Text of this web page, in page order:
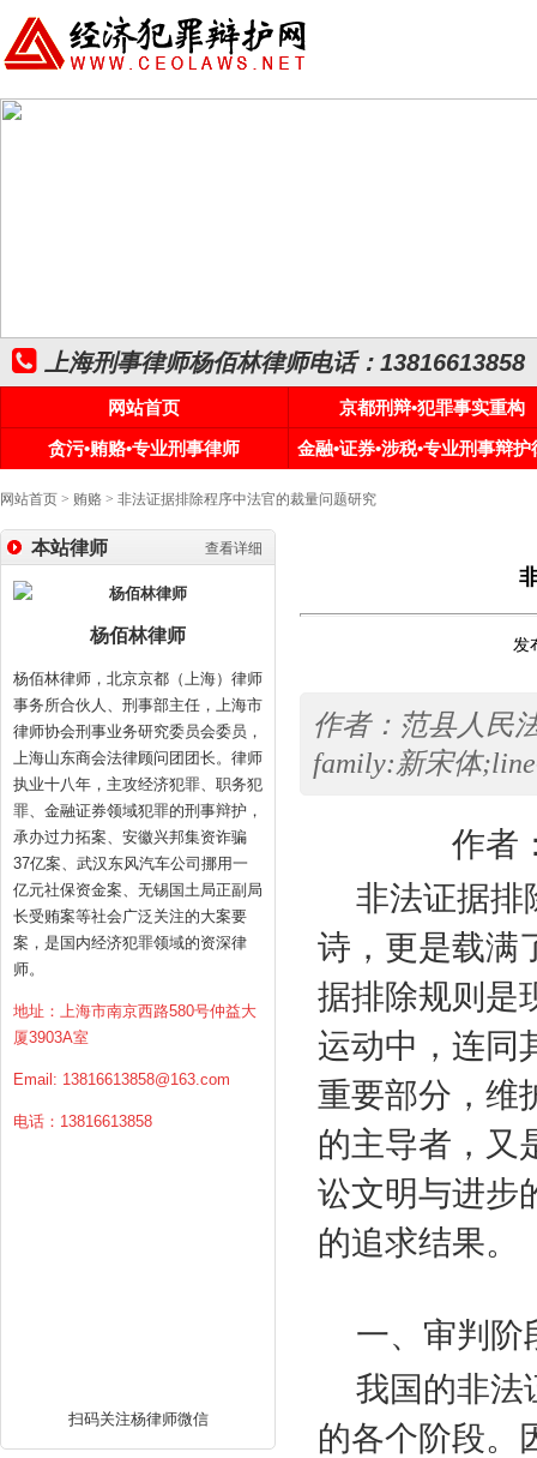
上海刑事律师杨佰林律师电话：13816613858
网站首页
京都刑辩•犯罪事实重构
贪污•贿赂•专业刑事律师
金融•证券•涉税•专业刑事辩护
网站首页 > 贿赂 > 非法证据排除程序中法官的裁量问题研究
查看详细
本站律师
杨佰林律师
杨佰林律师，北京京都（上海）律师
事务所合伙人、刑事部主任，上海市
律师协会刑事业务研究委员会委员，
上海山东商会法律顾问团团长。律师
执业十八年，主攻经济犯罪、职务犯
罪、金融证券领域犯罪的刑事辩护，
承办过力拓案、安徽兴邦集资诈骗
37亿案、武汉东风汽车公司挪用一
亿元社保资金案、无锡国土局正副局
长受贿案等社会广泛关注的大案要
案，是国内经济犯罪领域的资深律
师。
地址：上海市南京西路580号仲益大
厦3903A室
Email: 13816613858@163.com
电话：13816613858
扫码关注杨律师微信
发
作者：范县人民
family:新宋体
作者
非法证据排
诗，更是载满
据排除规则是
运动中，连同
重要部分，维
的主导者，又
讼文明与进步
的追求结果。
一、审判
我国的非法
的各个阶段。